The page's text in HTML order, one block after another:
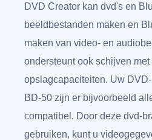
DVD Creator kan dvd's en
beeldbestanden maken en
maken van video- en
ondersteunt ook schijven
opslagcapaciteiten. Uw
BD-50 zijn er bijvoorbeeld
compatibel. Door deze dvd-
gebruiken, kunt u